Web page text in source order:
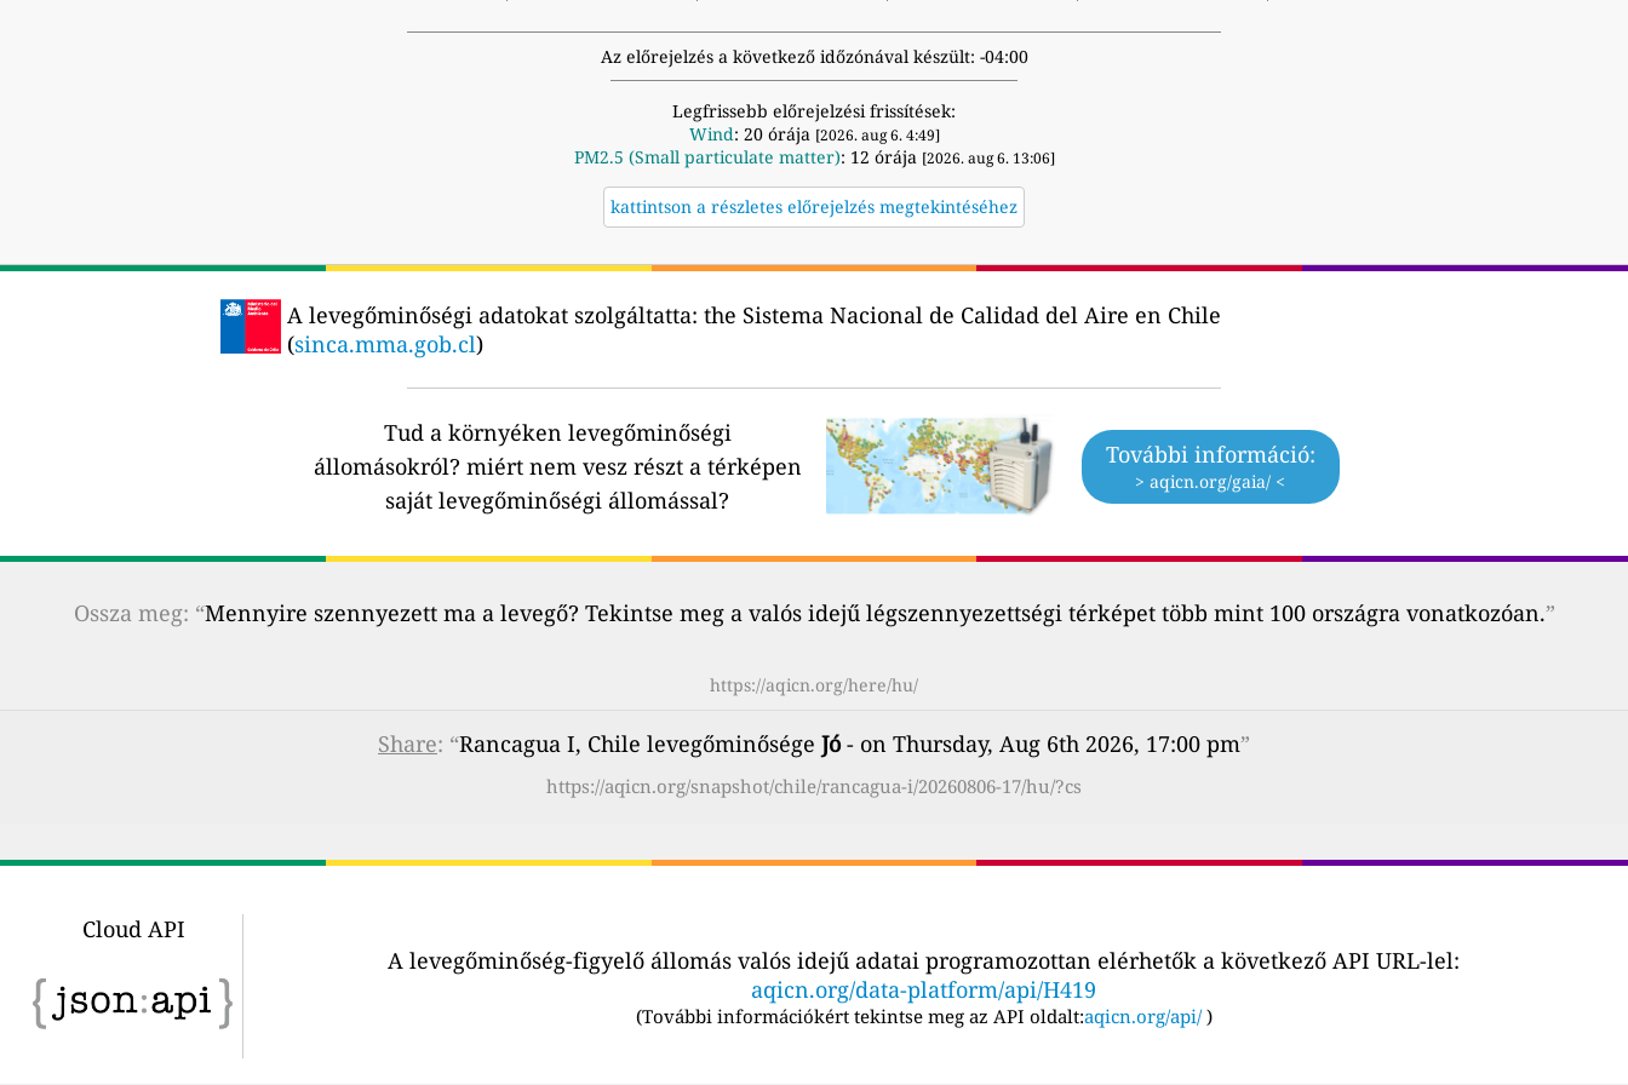
Az előrejelzés a következő időzónával készült: -04:00
Legfrissebb előrejelzési frissítések:
Wind: 20 órája [2026. aug 6. 4:49]
PM2.5 (Small particulate matter): 12 órája [2026. aug 6. 13:06]
kattintson a részletes előrejelzés megtekintéséhez
A levegőminőségi adatokat szolgáltatta: the Sistema Nacional de Calidad del Aire en Chile
(sinca.mma.gob.cl)
Tud a környéken levegőminőségi
állomásokról? miért nem vesz részt a térképen
saját levegőminőségi állomással?
További információ:
> aqicn.org/gaia/ <
Ossza meg: “Mennyire szennyezett ma a levegő? Tekintse meg a valós idejű légszennyezettségi térképet több mint 100 országra vonatkozóan.”
https://aqicn.org/here/hu/
Share: “Rancagua I, Chile levegőminősége Jó- on Thursday, Aug 6th 2026, 17:00 pm”
https://aqicn.org/snapshot/chile/rancagua-i/20260806-17/hu/?cs
Cloud API
A levegőminőség-figyelő állomás valós idejű adatai programozottan elérhetők a következő API URL-lel:
aqicn.org/data-platform/api/H419
(További információkért tekintse meg az API oldalt:aqicn.org/api/ )